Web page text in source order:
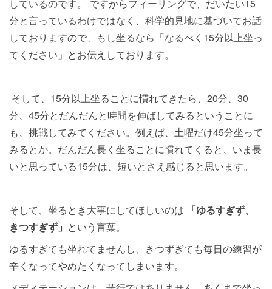
しているのです。 ですからフィーリングで、だいたい15
分と言っているわけではなく、科学的見地に基づいてお話
しておりますので、もし坐るなら「なるべく15分以上坐っ
てください」とお伝えしております。
そして、15分以上坐ることに慣れてきたら、20分、30
分、45分とだんだんと時間を伸ばしてみるということに
も、挑戦してみてください。例えば、土曜だけ45分坐って
みるとか。だんだん長く坐ることに慣れてくると、いま長
いと思っている15分は、短いとさえ感じると思います。
そして、坐るとき大事にしてほしいのは
「ゆるすぎず、
きつすぎず」 という言葉。
ゆるすぎても坐れてませんし、きつずぎても毎日の練習が
辛くなってやめたくなってしまいます。